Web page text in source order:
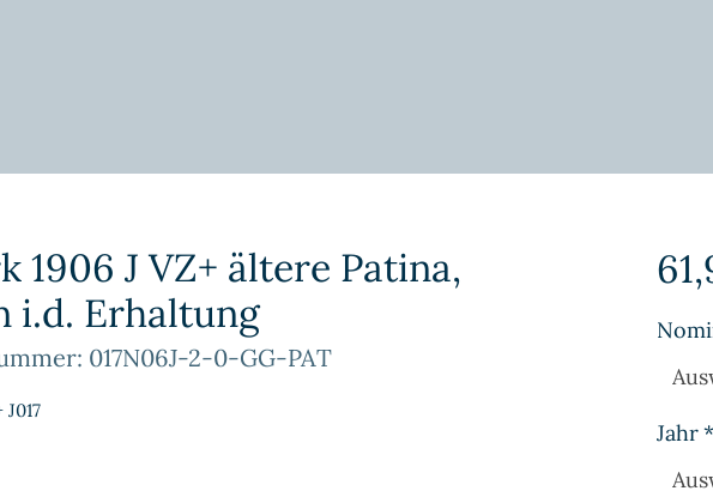
1906 J VZ+ ältere Patina,
i.d. Erhaltung
017N06J-2-0-GG-PAT
Jahr*